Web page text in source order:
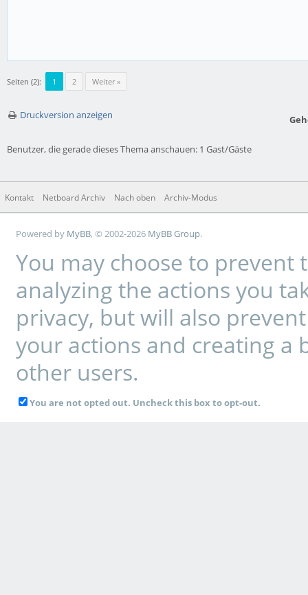
Seiten (2): 1 2 Weiter »
Druckversion anzeigen
Benutzer, die gerade dieses Thema anschauen: 1 Gast/Gäste
Kontakt Netboard Archiv Nach oben Archiv-Modus
Powered by MyBB, © 2002-2026 MyBB Group.
You may choose to
analyzing the actions you
privacy, but will also
your actions and creating a
other users.
You are not opted out. Uncheck this box to opt-out.